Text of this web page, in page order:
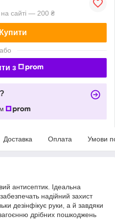
сайті — 200 ₴
Купити
або
з
Доставка Оплата Умови
антисептик. Ідеальна
надійний захист
дезінфікує руки, а й завдяки
дрібних пошкоджень